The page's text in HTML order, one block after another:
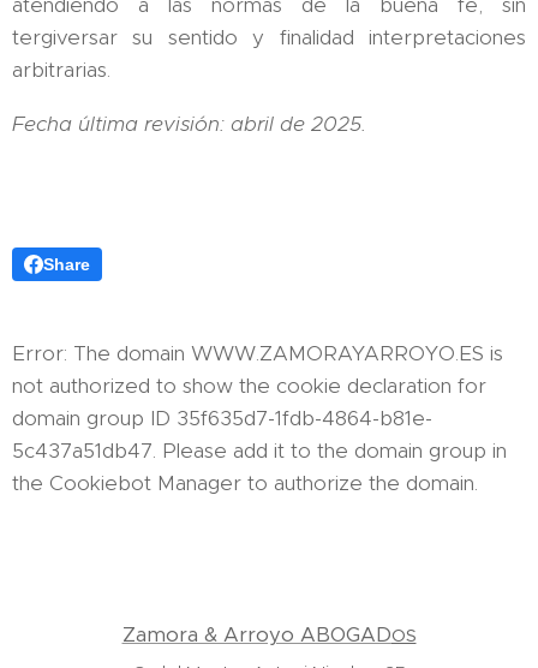
tergiversar su sentido y finalidad interpretaciones
arbitrarias.
Fecha última revisión: abril de 2025.
Share
Error: The domain WWW.ZAMORAYARROYO.ES is
not authorized to show the cookie declaration for
domain group ID 35f635d7-1fdb-4864-b81e-
5c437a51db47. Please add it to the domain group in
the Cookiebot Manager to authorize the domain.
Zamora & Arroyo ABOGADOS